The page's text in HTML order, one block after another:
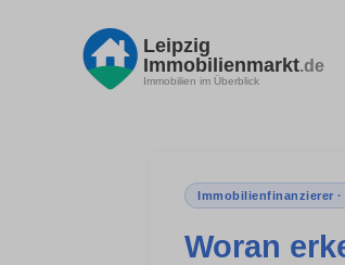
Leipzig
Immobilienmarkt.de
Immobilien im Überblick
Immobilienfinanzierer
Woran